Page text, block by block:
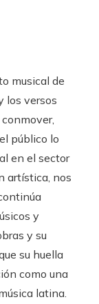
musical de
los versos
público lo
en el sector
artística, nos
y
y su
su huella
como una
latina.